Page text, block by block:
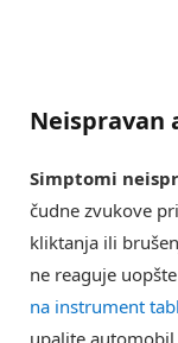
Neispravan
Simptomi
čudne zvukove
kliktanja ili
ne reaguje
na instrument
upalite